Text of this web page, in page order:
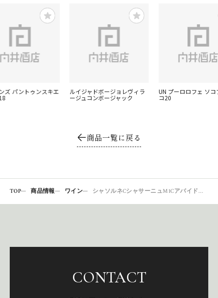
ズ パントゥンスキエ ルイジャドボージョレヴィラ
ージュコンボージャック
UN プーロロフェ ソコ
コ20
商品一覧に戻る
TOP 商品情報 ワイン シャソルネCシャサーニュM1Cアバイドモルジョ06
CONTACT